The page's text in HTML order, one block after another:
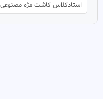
استادکلاس کاشت مژه مصنوعی